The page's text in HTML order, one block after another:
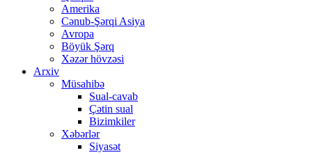
Amerika
Cənub-Şərqi Asiya
Avropa
Böyük Şərq
Xəzər hövzəsi
Arxiv
Müsahibə
Sual-cavab
Çətin sual
Bizimkiler
Xəbərlər
Siyasət